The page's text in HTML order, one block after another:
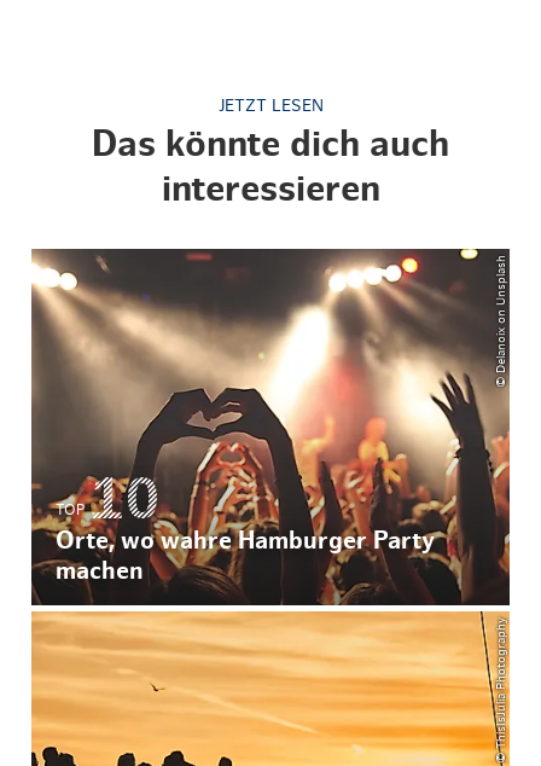
JETZT LESEN
Das könnte dich auch
interessieren
© Delanoix on Unsplash
TOP
Orte, wo wahre Hamburger Party
machen
© ThisIsJulia Photography